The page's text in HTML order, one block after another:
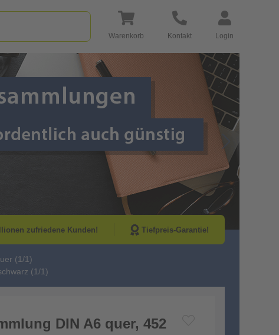
Warenkorb Kontakt Login
Go to Next
zufriedene Kunden! Tiefpreis-Garantie!
(1/1)
(1/1)
DIN A6 quer, 452